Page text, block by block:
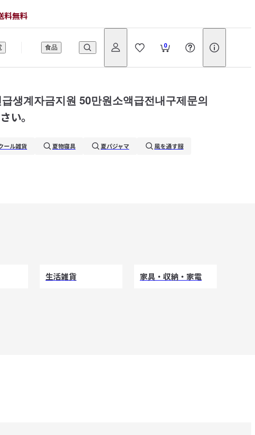
料無料
0
食品
생계자금지원 50만원소액급전내구제문의
い。
ール雑貨 夏物寝具 夏パジャマ
風を通す服
生活雑貨 家具・収納・家電